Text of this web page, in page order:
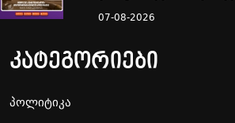
07-08-2026
კატეგორიები
პოლიტიკა